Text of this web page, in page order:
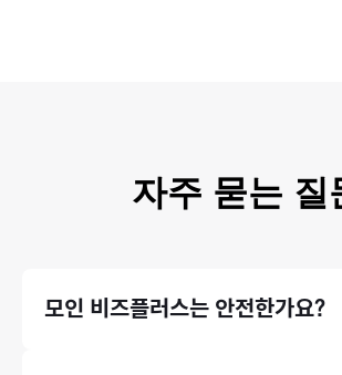
자주 묻는 질
모인 비즈플러스는 안전한가요?